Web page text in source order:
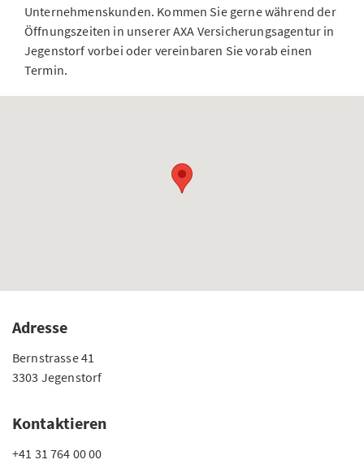
Unternehmenskunden. Kommen Sie gerne während der
Öffnungszeiten in unserer AXA Versicherungsagentur in
Jegenstorf vorbei oder vereinbaren Sie vorab einen
Termin.
Adresse
Bernstrasse 41
3303 Jegenstorf
Kontaktieren
+41 31 764 00 00